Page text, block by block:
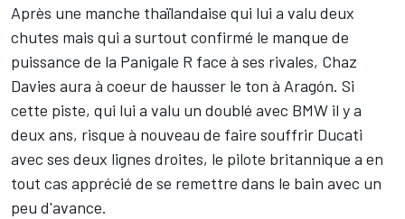
Après une manche thaïlandaise qui lui a valu deux
chutes mais qui a surtout confirmé le manque de
puissance de la Panigale R face à ses rivales, Chaz
Davies aura à coeur de hausser le ton à Aragón. Si
cette piste, qui lui a valu un doublé avec BMW il y a
deux ans, risque à nouveau de faire souffrir Ducati
avec ses deux lignes droites, le pilote britannique a en
tout cas apprécié de se remettre dans le bain avec un
peu d'avance.